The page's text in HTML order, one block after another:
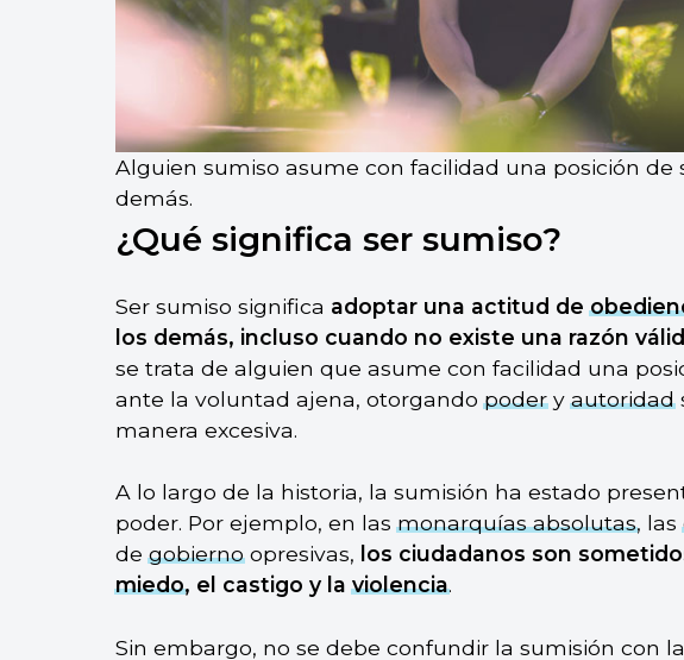
Alguien sumiso asume con facilidad una posición de
demás.
¿Qué significa ser sumiso?
Ser sumiso significa adoptar una actitud de
los demás, incluso cuando no existe una razón
se trata de alguien que asume con facilidad una
ante la voluntad ajena, otorgandopoderyautoridad
manera excesiva.
A lo largo de la historia, la sumisión ha estado
poder. Por ejemplo, en lasmonarquías absolutas, las
degobiernoopresivas, los ciudadanos son
miedo, el castigo y laviolencia.
Sin embargo, no se debe confundir la sumisión con